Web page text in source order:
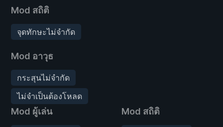
Mod สถิติ
จุดทักษะไม่จำกัด
Mod อาวุธ
กระสุนไม่จำกัด
ไม่จำเป็นต้องโหลด
Mod ผู้เล่น Mod สถิติ